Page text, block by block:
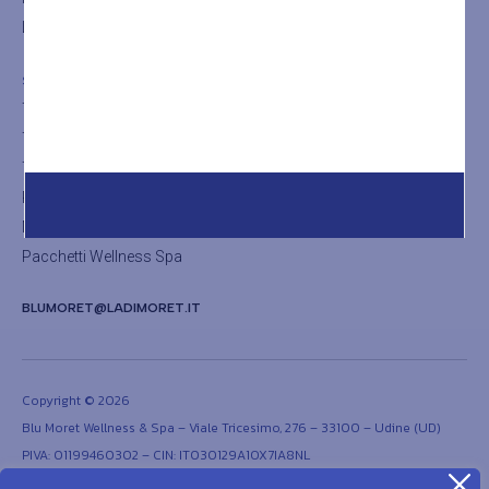
SHOP
Trattamenti viso
Trattamenti corpo
Trattamenti thalasso
Pacchetti Wellness Spa
BLUMORET@LADIMORET.IT
Copyright © 2026
Blu Moret Wellness & Spa – Viale Tricesimo, 276 – 33100 – Udine (UD)
PIVA: 01199460302 – CIN: IT030129A1OX7IA8NL